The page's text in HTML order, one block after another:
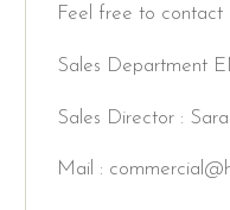
Feel free to contact
Sales Department
Sales Director :
Mail :